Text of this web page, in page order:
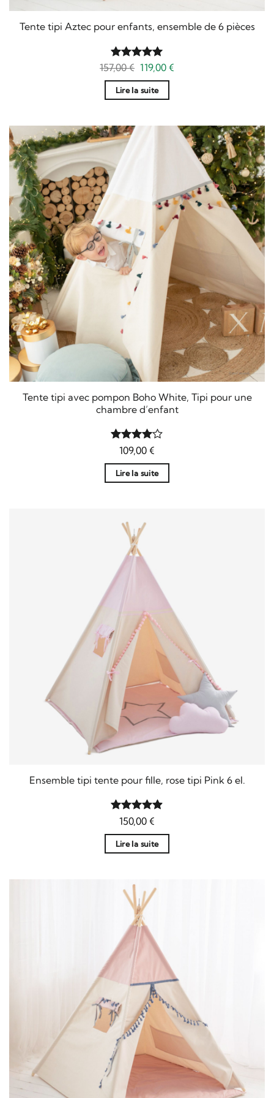
Tente tipi Aztec pour enfants, ensemble de 6 pièces
Note 5sur
157,00€ Le
initial
était :
119,00 €Le
Lire la suite
Tente tipi avec pompon Boho White, Tipi pour une
chambre d’enfant
Note4
109,00 €
Lire la suite
Ensemble tipi tente pour fille, rose tipi Pink 6 el.
Note4.88
150,00 €
Lire la suite